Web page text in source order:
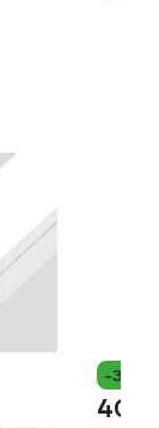
-3%
401